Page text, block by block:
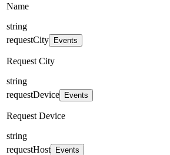
Name
string
requestCity
Events
Request City
string
requestDevice
Events
Request Device
string
requestHost
Events